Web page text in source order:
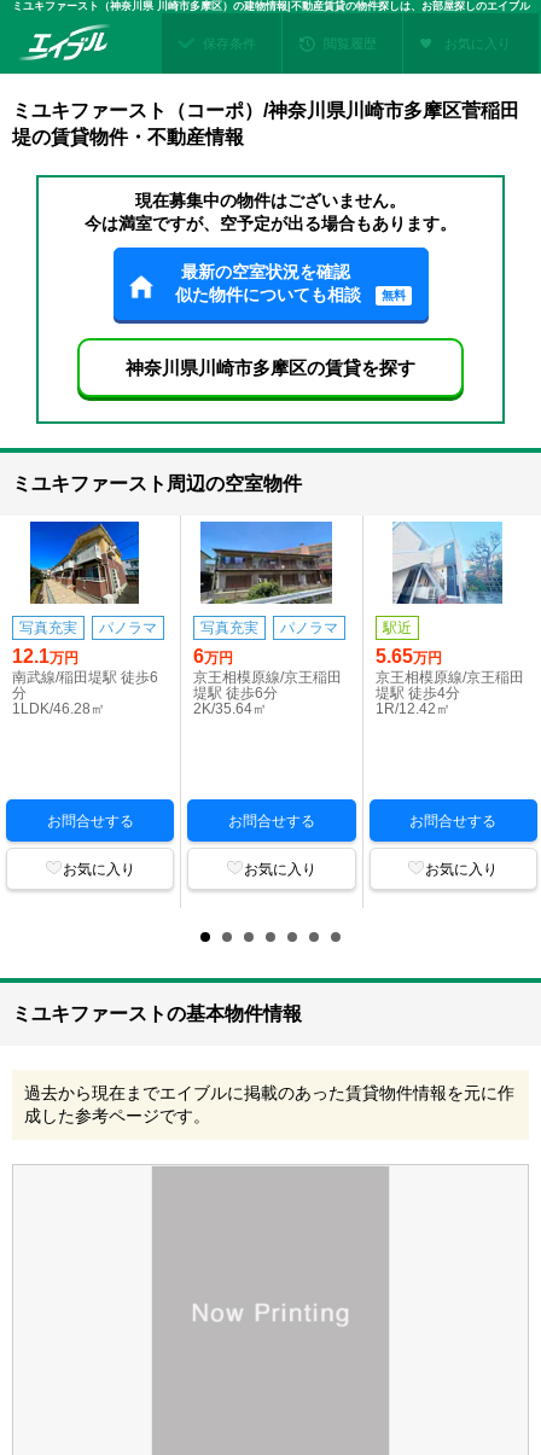
ミユキファースト（神奈川県 川崎市多摩区）の建物情報|不動産賃貸の物件探しは、お部屋探しのエイブル
保存条件 閲覧履歴 お気に入り
ミユキファースト（コーポ）/神奈川県川崎市多摩区菅稲田
堤の賃貸物件・不動産情報
現在募集中の物件はございません。
今は満室ですが、空予定が出る場合もあります。
最新の空室状況を確認
似た物件についても相談
無料
神奈川県川崎市多摩区の賃貸を探す
ミユキファースト周辺の空室物件
写真充実 パノラマ
12.1万円
南武線/稲田堤駅 徒歩6
分
1LDK/46.28㎡
お問合せする
お気に入り
写真充実 パノラマ
6万円
京王相模原線/京王稲田
堤駅 徒歩6分
2K/35.64㎡
お問合せする
お気に入り
駅近
5.65万円
京王相模原線/京王稲田
堤駅 徒歩4分
1R/12.42㎡
お問合せする
お気に入り
ミユキファーストの基本物件情報
過去から現在までエイブルに掲載のあった賃貸物件情報を元に作
成した参考ページです。